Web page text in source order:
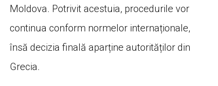
Moldova. Potrivit acestuia, procedurile vor
continua conform normelor internaționale,
însă decizia finală aparține autorităților din
Grecia.